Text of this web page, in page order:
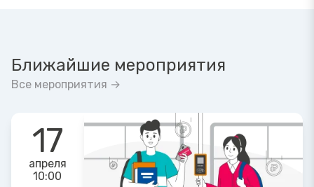
Ближайшие мероприятия
Все мероприятия →
17
апреля
10:00